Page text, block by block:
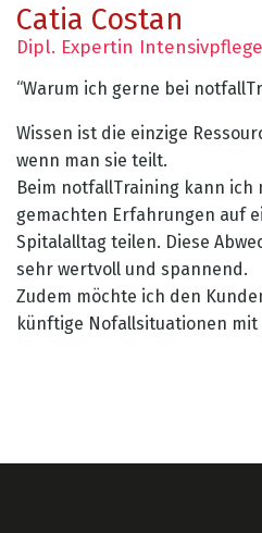
Catia Costan
Dipl. Expertin Intensivpflege
“Warum ich gerne bei
Wissen ist die einzige
wenn man sie teilt.
Beim notfallTraining kann ich
gemachten Erfahrungen auf
Spitalalltag teilen. Diese
sehr wertvoll und spannend.
Zudem möchte ich den
künftige Nofallsituationen mit